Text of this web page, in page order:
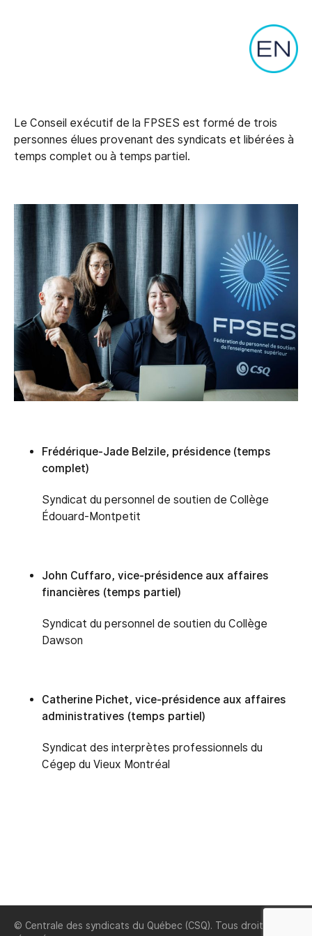
Le Conseil exécutif de la FPSES est formé de trois
personnes élues provenant des syndicats et libérées à
temps complet ou à temps partiel.
Frédérique-Jade Belzile, présidence (temps
complet)
Syndicat du personnel de soutien de Collège
Édouard-Montpetit
John Cuffaro, vice-présidence aux affaires
financières (temps partiel)
Syndicat du personnel de soutien du Collège
Dawson
Catherine Pichet, vice-présidence aux affaires
administratives (temps partiel)
Syndicat des interprètes professionnels du
Cégep du Vieux Montréal
© Centrale des syndicats du Québec (CSQ). Tous droits